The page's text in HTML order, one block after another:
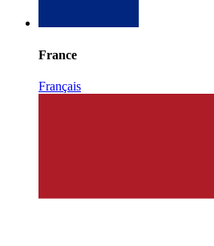
France
Français